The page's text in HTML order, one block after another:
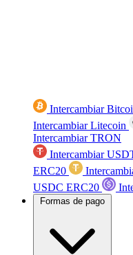
Intercambiar
Intercambiar Litecoin
Intercambiar TRON
Intercambiar
ERC20
USDC ERC20
Formas de pago